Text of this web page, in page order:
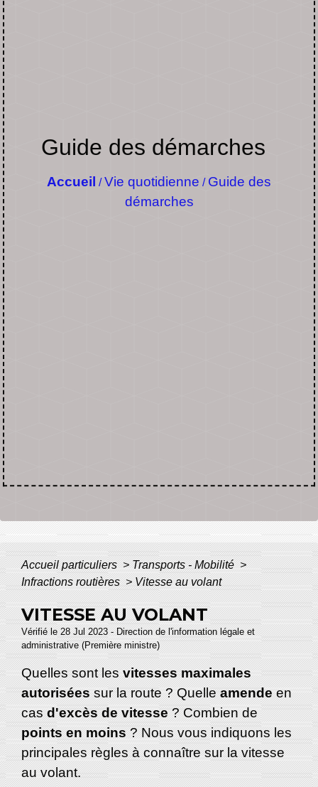
Guide des démarches
Accueil /Vie quotidienne / Guide des
démarches
Accueil particuliers > Transports - Mobilité >
Infractions routières > Vitesse au volant
VITESSE AU VOLANT
Vérifié le 28 Jul 2023 - Direction de l'information légale et
administrative (Première ministre)
Quelles sont les vitesses maximales
autorisées sur la route ? Quelleamende en
cas d'excès de vitesse? Combien de
points en moins ? Nous vous indiquons les
principales règles à connaître sur la vitesse
au volant.